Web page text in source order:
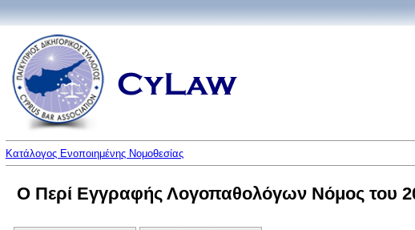
Κατάλογος Ενοποιημένης Νομοθεσίας
Ο Περί Εγγραφής Λογοπαθολόγων Νόμος του